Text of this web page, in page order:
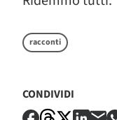
racconti
CONDIVIDI